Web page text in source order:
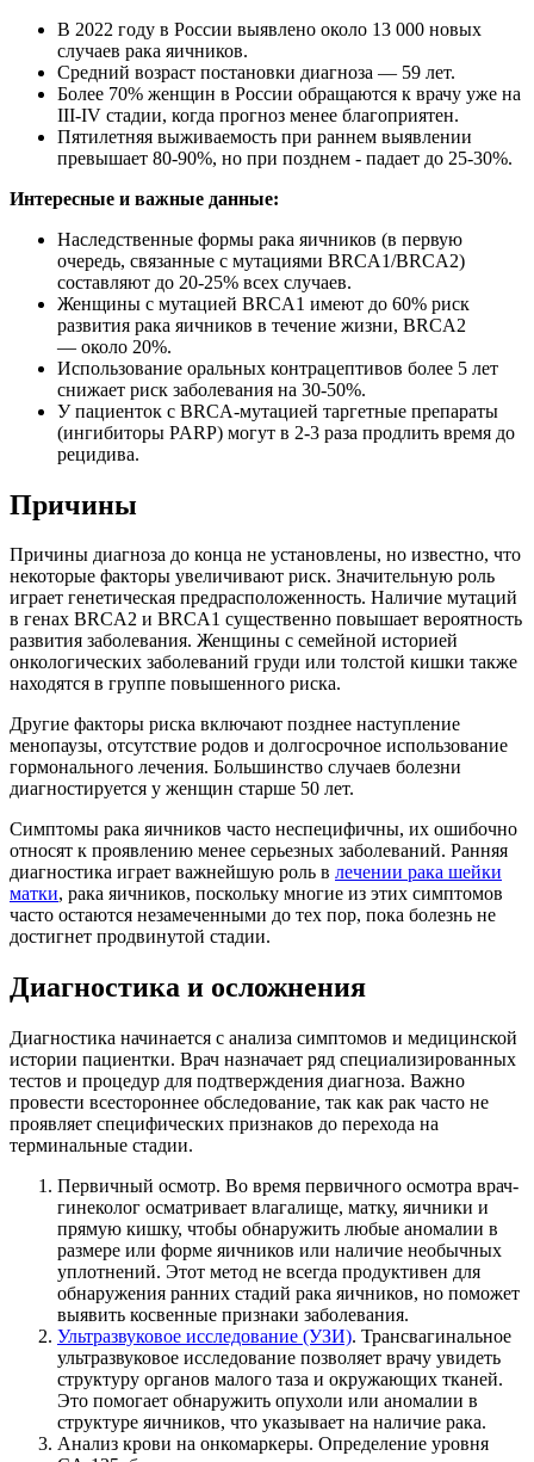
В 2022 году в России выявлено около 13 000 новых
случаев рака яичников.
Средний возраст постановки диагноза — 59 лет.
Более 70% женщин в России обращаются к врачу уже на
III-IV стадии, когда прогноз менее благоприятен.
Пятилетняя выживаемость при раннем выявлении
превышает 80-90%, но при позднем - падает до 25-30%.
Интересные и важные данные:
Наследственные формы рака яичников (в первую
очередь, связанные с мутациями BRCA1/BRCA2)
составляют до 20-25% всех случаев.
Женщины с мутацией BRCA1 имеют до 60% риск
развития рака яичников в течение жизни, BRCA2
— около 20%.
Использование оральных контрацептивов более 5 лет
снижает риск заболевания на 30-50%.
У пациенток с BRCA-мутацией таргетные препараты
(ингибиторы PARP) могут в 2-3 раза продлить время до
рецидива.
Причины
Причины диагноза до конца не установлены, но известно, что
некоторые факторы увеличивают риск. Значительную роль
играет генетическая предрасположенность. Наличие мутаций
в генах BRCA2 и BRCA1 существенно повышает вероятность
развития заболевания. Женщины с семейной историей
онкологических заболеваний груди или толстой кишки также
находятся в группе повышенного риска.
Другие факторы риска включают позднее наступление
менопаузы, отсутствие родов и долгосрочное использование
гормонального лечения. Большинство случаев болезни
диагностируется у женщин старше 50 лет.
Симптомы рака яичников часто неспецифичны, их ошибочно
относят к проявлению менее серьезных заболеваний. Ранняя
диагностика играет важнейшую роль в лечении рака шейки
матки, рака яичников, поскольку многие из этих симптомов
часто остаются незамеченными до тех пор, пока болезнь не
достигнет продвинутой стадии.
Диагностика и осложнения
Диагностика начинается с анализа симптомов и медицинской
истории пациентки. Врач назначает ряд специализированных
тестов и процедур для подтверждения диагноза. Важно
провести всестороннее обследование, так как рак часто не
проявляет специфических признаков до перехода на
терминальные стадии.
Первичный осмотр. Во время первичного осмотра врач-
гинеколог осматривает влагалище, матку, яичники и
прямую кишку, чтобы обнаружить любые аномалии в
размере или форме яичников или наличие необычных
уплотнений. Этот метод не всегда продуктивен для
обнаружения ранних стадий рака яичников, но поможет
выявить косвенные признаки заболевания.
Ультразвуковое исследование (УЗИ). Трансвагинальное
ультразвуковое исследование позволяет врачу увидеть
структуру органов малого таза и окружающих тканей.
Это помогает обнаружить опухоли или аномалии в
структуре яичников, что указывает на наличие рака.
Анализ крови на онкомаркеры. Определение уровня